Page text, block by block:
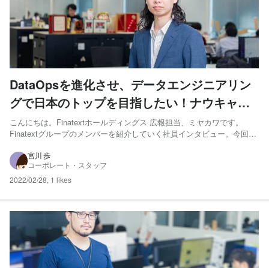
DataOpsを進化させ、データエンジニアリン
グで日本のトップを目指したい！ナウキャス
トのデータエンジニア
こんにちは。Finatextホールディングス 広報担当、ミヤカワです。
Finatextグループのメンバーを紹介していく社員インタビュー。今回
ータエンジニア、隅田敦さんにお話をうかがいました！ 隅田 敦 - 株式
会社ナウキャスト データエンジニア/ア...
宮川 歩
コーポレート・スタッフ
2022/02/28, 1 likes